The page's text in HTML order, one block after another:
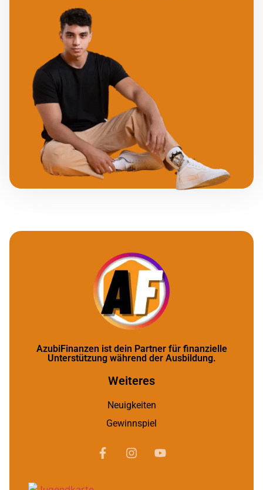
AzubiFinanzen ist dein Partner für finanzielle
Unterstützung während der Ausbildung.
Weiteres
Neuigkeiten
Gewinnspiel